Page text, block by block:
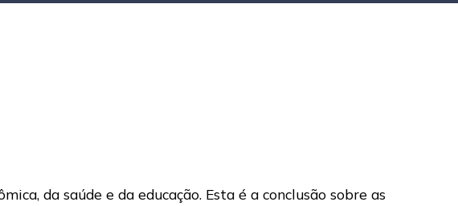
da saúde e da educação. Esta é a conclusão sobre as